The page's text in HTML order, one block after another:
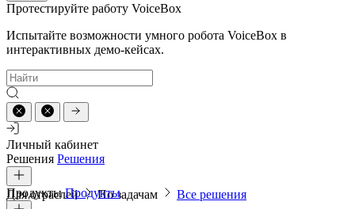
Протестируйте работу VoiceBox
Испытайте возможности умного робота VoiceBox в
интерактивных демо-кейсах.
Личный кабинет
Решения Решения
Для отраслей По задачам Все решения
ПродуктыПродукты